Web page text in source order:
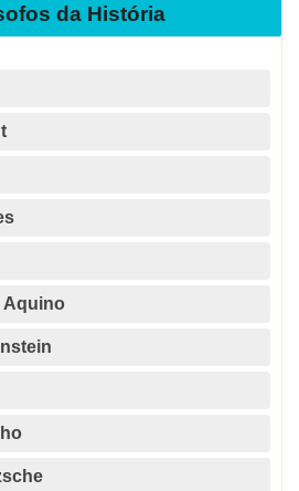
da História
Aquino